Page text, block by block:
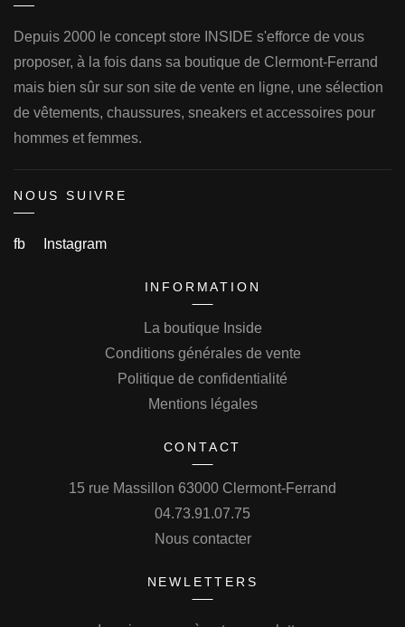
Depuis 2000 le concept store INSIDE s'efforce de vous
proposer, à la fois dans sa boutique de Clermont-Ferrand
mais bien sûr sur son site de vente en ligne, une sélection
de vêtements, chaussures, sneakers et accessoires pour
hommes et femmes.
NOUS SUIVRE
fb Instagram
INFORMATION
La boutique Inside
Conditions générales de vente
Politique de confidentialité
Mentions légales
CONTACT
15 rue Massillon 63000 Clermont-Ferrand
04.73.91.07.75
Nous contacter
NEWLETTERS